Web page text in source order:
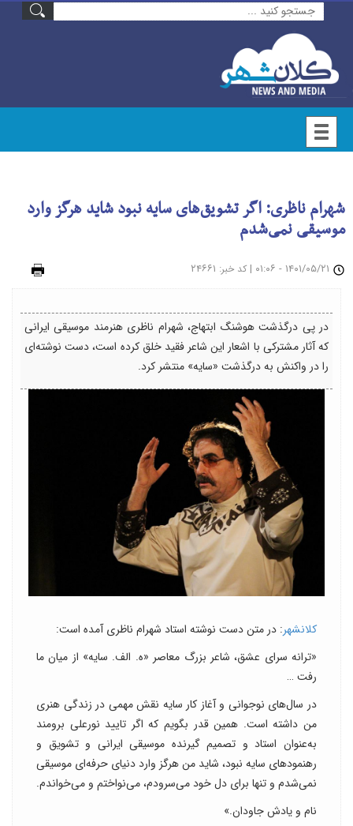
شهرام ناظری: اگر تشویق‌های سایه نبود شاید هرگز وارد
موسیقی نمی‌شدم
| کد خبر: ۲۴۶۶۱
در پی درگذشت هوشنگ ابتهاج، شهرام ناظری هنرمند موسیقی ایرانی
که آثار مشترکی با اشعار این شاعر فقید خلق کرده است، دست نوشته‌ای
را در واکنش به درگذشت «سایه» منتشر کرد.
کلانشهر: در متن دست نوشته استاد شهرام ناظری آمده است:
«ترانه سرای عشق، شاعر بزرگ معاصر «ه. الف. سایه» از میان ما
رفت …
در سال‌های نوجوانی و آغاز کار سایه نقش مهمی در زندگی هنری
من داشته است. همین قدر بگویم که اگر تایید نورعلی برومند
به‌عنوان استاد و تصمیم گیرنده موسیقی ایرانی و تشویق و
رهنمودهای سایه نبود، شاید من هرگز وارد دنیای حرفه‌ای موسیقی
نمی‌شدم و تنها برای دل خود می‌سرودم، می‌نواختم و می‌خواندم.
نام و یادش جاودان.»